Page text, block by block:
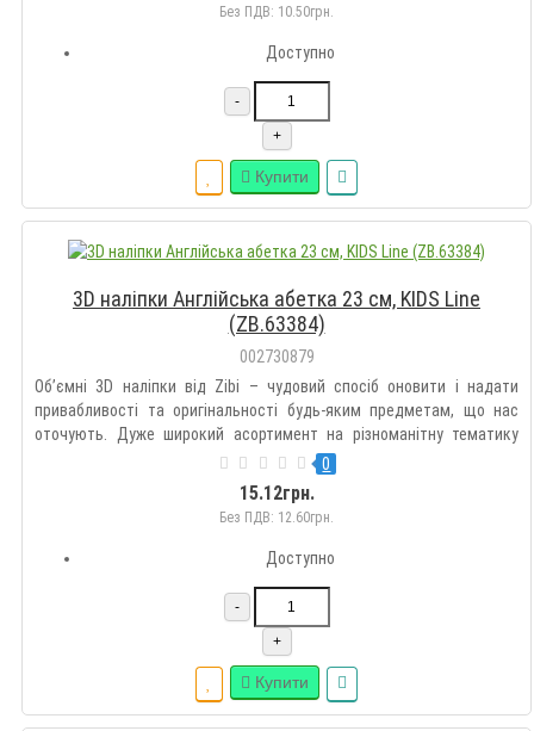
Без ПДВ: 10.50грн.
Доступно
-
+
Купити
3D наліпки Англійська абетка 23 см, KIDS Line
(ZB.63384)
002730879
Об’ємні 3D наліпки від Zibi – чудовий спосіб оновити і надати
привабливості та оригінальності будь-яким предметам, що нас
оточують. Дуже широкий асортимент на різноманітну тематику
дозволить підібрати такі наклейки кожному на свій смак.
Оздоблюйте гаджети, зошити, блокноти, щоденники, пенали,
0
15.12грн.
Без ПДВ: 12.60грн.
Доступно
-
+
Купити